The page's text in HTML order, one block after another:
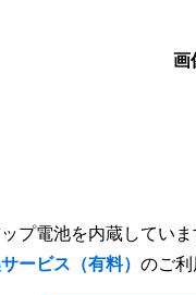
画
プ電池を内蔵してい
ービス（有料） のご利